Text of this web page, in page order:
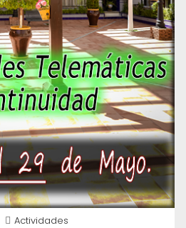
Actividades